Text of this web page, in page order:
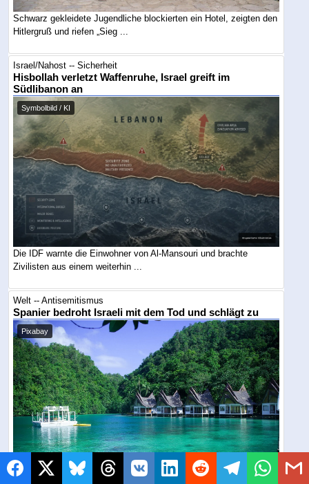
Schwarz gekleidete Jugendliche blockierten ein Hotel, zeigten den
Hitlergruß und riefen „Sieg ...
Israel/Nahost -- Sicherheit
Hisbollah verletzt Waffenruhe, Israel greift im
Südlibanon an
Symbolbild / KI
Die IDF warnte die Einwohner von Al-Mansouri und brachte
Zivilisten aus einem weiterhin ...
Welt -- Antisemitismus
Spanier bedroht Israeli mit dem Tod und schlägt zu
Pixabay